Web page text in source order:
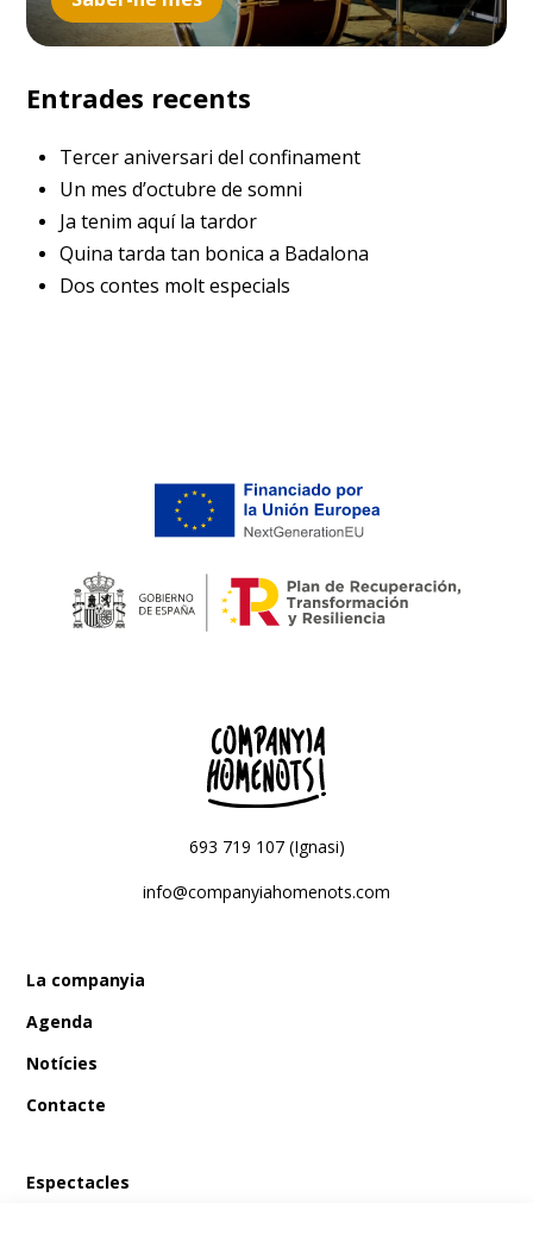
Entrades recents
Tercer aniversari del confinament
Un mes d’octubre de somni
Ja tenim aquí la tardor
Quina tarda tan bonica a Badalona
Dos contes molt especials
693 719 107 (Ignasi)
info@companyiahomenots.com
La companyia
Agenda
Notícies
Contacte
Espectacles